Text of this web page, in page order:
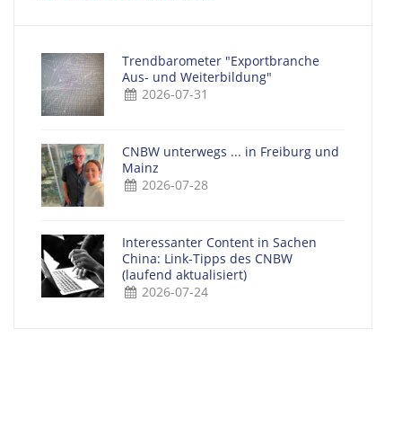
Trendbarometer "Exportbranche
Aus- und Weiterbildung"
2026-07-31
CNBW unterwegs ... in Freiburg und
Mainz
2026-07-28
Interessanter Content in Sachen
China: Link-Tipps des CNBW
(laufend aktualisiert)
2026-07-24